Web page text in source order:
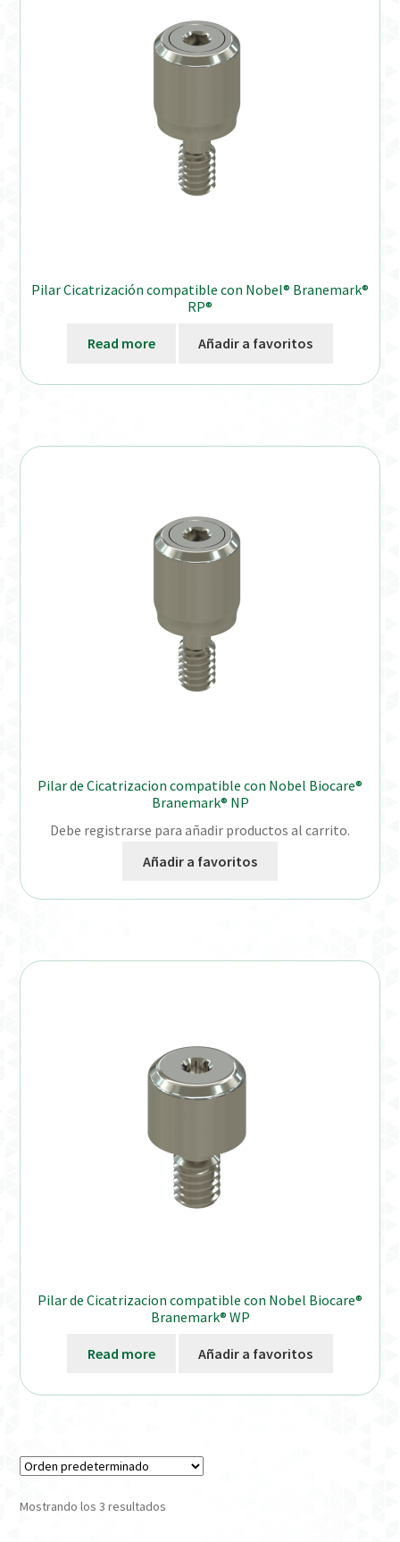
Instrucciones de uso (ESP)
On-line Store
Productos Favoritos
Verification Required
Pilar Cicatrización compatible con Nobel® Branemark®
RP®
Read more Añadir a favoritos
Pilar de Cicatrizacion compatible con Nobel Biocare®
Branemark® NP
Debe registrarse para añadir productos al carrito.
Añadir a favoritos
Pilar de Cicatrizacion compatible con Nobel Biocare®
Branemark® WP
Read more Añadir a favoritos
Mostrando los 3 resultados